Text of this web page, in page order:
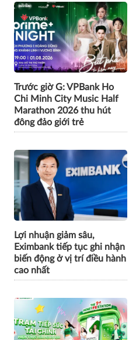
VPBank Ho Chi Minh City
Music Half Marathon 2026
khép lại mùa đầu tiên đầy
cảm xúc
Trước giờ G: VPBank Ho
Chi Minh City Music Half
Marathon 2026 thu hút
đông đảo giới trẻ
Lợi nhuận giảm sâu,
Eximbank tiếp tục ghi nhận
biến động ở vị trí điều hành